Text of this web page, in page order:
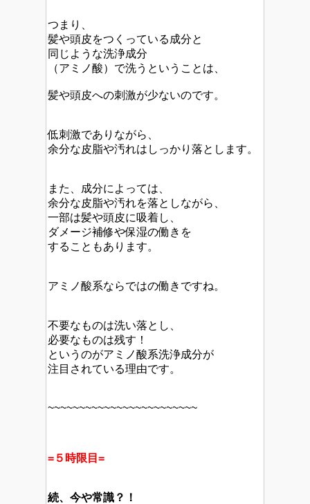
つまり、
髪や頭皮をつくっている成分と
同じような洗浄成分
（アミノ酸）で洗うということは、
髪や頭皮への刺激が少ないのです。
低刺激でありながら、
余分な皮脂や汚れはしっかり落とします。
また、成分によっては、
余分な皮脂や汚れを落としながら、
一部は髪や頭皮に吸着し、
ダメージ補修や保湿の働きを
することもあります。
アミノ酸系ならではの働きですね。
不要なものは洗い落とし、
必要なものは残す！
というのがアミノ酸系洗浄成分が
注目されている理由です。
~~~~~~~~~~~~~~~~~~~~~~~~
=５時限目=
続、今や常識？！